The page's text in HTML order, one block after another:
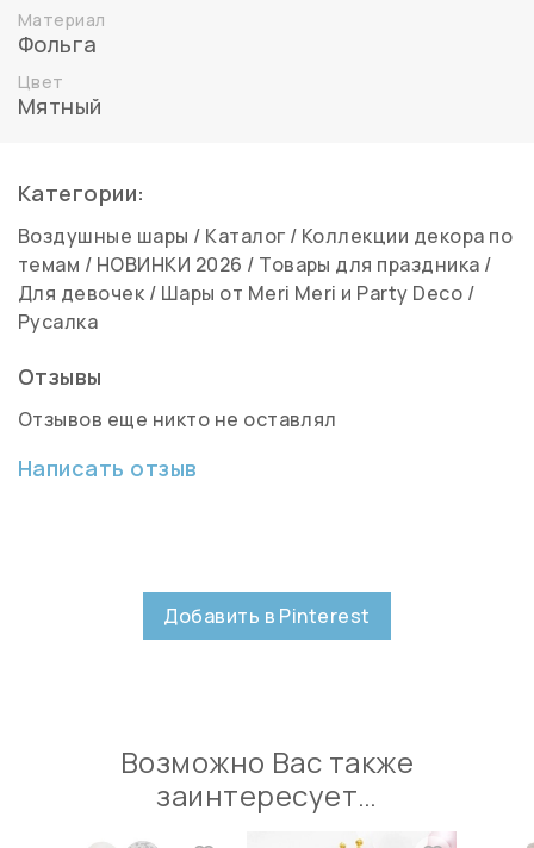
Материал
Фольга
Цвет
Мятный
Категории:
Воздушные шары / Каталог / Коллекции декора по
темам / НОВИНКИ 2026 / Товары для праздника /
Для девочек / Шары от Meri Meri и Party Deco /
Русалка
Отзывы
Отзывов еще никто не оставлял
Написать отзыв
Добавить в Pinterest
Возможно Вас также
заинтересует…